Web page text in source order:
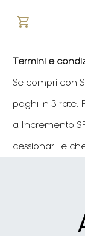
Termini e
Se compri con
paghi in 3 rate.
a Incremento
cessionari, e